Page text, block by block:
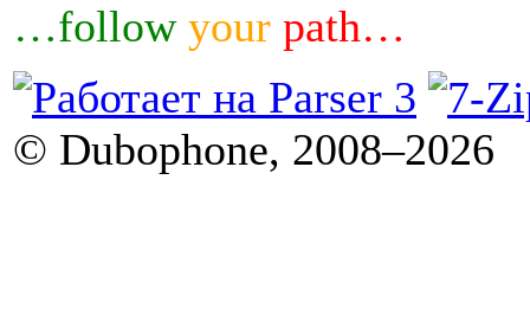
…follow your path…
© Dubophone, 2008–2026